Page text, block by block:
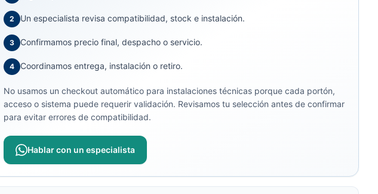
2 Un especialista revisa compatibilidad, stock e instalación.
3 Confirmamos precio final, despacho o servicio.
4 Coordinamos entrega, instalación o retiro.
No usamos un checkout automático para instalaciones técnicas porque cada portón,
acceso o sistema puede requerir validación. Revisamos tu selección antes de confirmar
para evitar errores de compatibilidad.
Hablar con un especialista